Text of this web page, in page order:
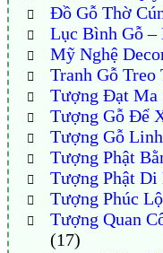
Đồ Gỗ Thờ
Lục Bình Gỗ –
Mỹ Nghệ
Tranh Gỗ
Tượng Đạt Ma
Tượng Gỗ Để
Tượng Gỗ
Tượng Phật
Tượng Phật Di
Tượng Phúc
Tượng Quan
(17)